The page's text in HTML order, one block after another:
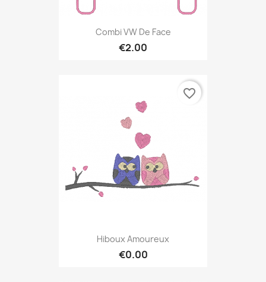
Combi VW De Face
€2.00
Hiboux Amoureux
€0.00
favorite_border